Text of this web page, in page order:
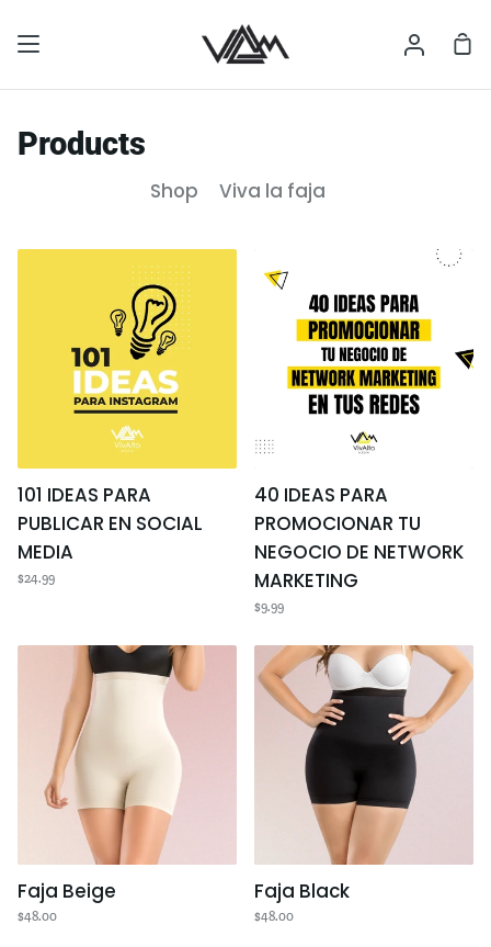
to
My
Products
Shop Viva la faja
PUBLICAR
SOCIAL
101 IDEAS PARA
PUBLICAR EN SOCIAL
MEDIA
$24.99
IDEAS
PARA
PROMOCIONAR
NEGOCIO
DE
NETWORK
MARKETING
40 IDEAS PARA
PROMOCIONAR TU
NEGOCIO DE NETWORK
MARKETING
$9.99
Faja Beige
$48.00
Faja
Black
Faja Black
$48.00